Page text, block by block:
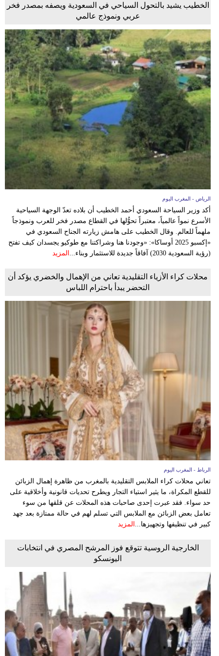
الخطيب يشيد بالتحول السياحي في السعودية ويصفه بمصدر فخر
عربي ونموذج عالمي
الرياض - المغرب اليوم
أكد وزير السياحة السعودي أحمد الخطيب أن بلاده تعدّ الوجهة السياحية
الأسرع نمواً عالمياً، معتبراً تحوُّلها في القطاع مصدر فخر للعرب ونموذجاً
ملهماً للعالم. وقال الخطيب على هامش زيارته الجناح السعودي في
«إكسبو 2025 أوساكا»: «وجودنا هنا وشراكتنا مع طوكيو يجسدان كيف تفتح
(رؤية السعودية 2030) آفاقاً جديدة للاستثمار وبناء...
المزيد
محلات كراء الأزياء التقليدية تعاني من الإهمال والخضري يؤكد أن
التحضر يبدأ باحترام اللباس
الرباط - المغرب اليوم
تعاني محلات كراء الملابس التقليدية بالمغرب من ظاهرة إهمال الزبائن
للقطع المكراة، ما يثير استياء التجار ويطرح تحديات قانونية وأخلاقية على
حد سواء. فقد عبرت إحدى صاحبات هذه المحلات عن قلقها من سوء
تعامل بعض الزبائن مع الملابس التي تسلم لهم في حالة ممتازة بعد جهد
كبير في تنظيفها وتجهيزها... المزيد
الخارجية الروسية تتوقع فوز المرشح المصري في انتخابات
اليونسكو